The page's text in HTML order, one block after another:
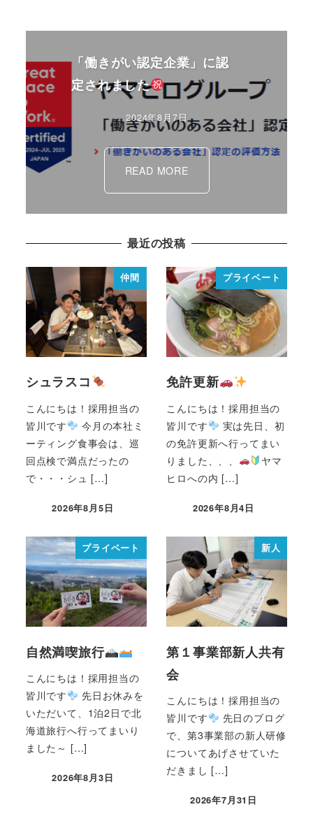
「働きがい認定企業」に認
定されました
2024年8月7日
READ MORE
最近の投稿
仲間
シュラスコ
こんにちは！採用担当の
皆川です
今月の本社ミ
ーティング食事会は、巡
回点検で満点だったの
で・・・シュ […]
2026年8月5日
プライベート
免許更新
こんにちは！採用担当の
皆川です
実は先日、初
の免許更新へ行ってまい
りました、、、
ヤマ
ヒロへの内 […]
2026年8月4日
プライベート
自然満喫旅行
こんにちは！採用担当の
皆川です
先日お休みを
いただいて、1泊2日で北
海道旅行へ行ってまいり
ました～ […]
2026年8月3日
新人
第１事業部新人共有
会
こんにちは！採用担当の
皆川です
先日のブログ
で、第3事業部の新人研修
についてあげさせていた
だきまし […]
2026年7月31日